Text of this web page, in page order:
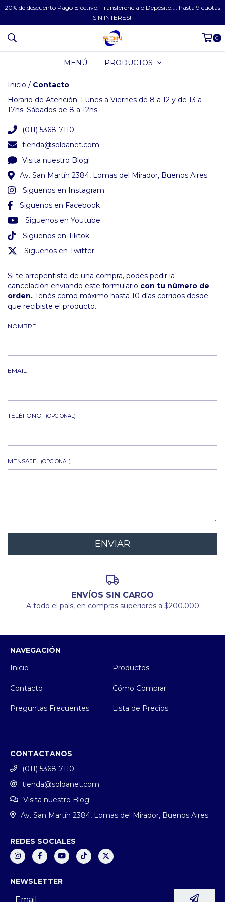
20% de descuento Pago Efectivo, Transferencia o Depósito.... hasta 9 cuotas
SIN INTERES!!
0
MENÚ PRODUCTOS
Inicio / Contacto
Horario de Atención: Lunes a Viernes de 8 a 12 y de 13 a
17hs. Sábados de 8 a 12hs.
(011) 5368-7110
tienda@soldanet.com
Visita nuestro Blog!
Av. San Martín 2384, Lomas del Mirador, Buenos Aires
Siguenos en Instagram
Siguenos en Facebook
Siguenos en Youtube
Siguenos en Tiktok
Siguenos en Twitter
Si te arrepentiste de una compra, podés pedir la
cancelación enviando este formulario con tu número de
orden. Tenés como máximo hasta 10 días corridos desde
que recibiste el producto.
NOMBRE
EMAIL
TELÉFONO (OPCIONAL)
MENSAJE (OPCIONAL)
ENVÍOS SIN CARGO
A todo el país, en compras superiores a $200.000
NAVEGACIÓN
Inicio
Productos
Contacto Cómo Comprar
Preguntas Frecuentes Lista de Precios
CONTACTANOS
(011) 5368-7110
tienda@soldanet.com
Visita nuestro Blog!
Av. San Martín 2384, Lomas del Mirador, Buenos Aires
REDES SOCIALES
NEWSLETTER